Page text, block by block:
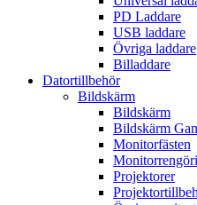
PD Laddare
USB laddare
Övriga laddare
Billaddare
Datortillbehör
Bildskärm
Bildskärm
Bildskärm
Monitorfästen
Projektorer